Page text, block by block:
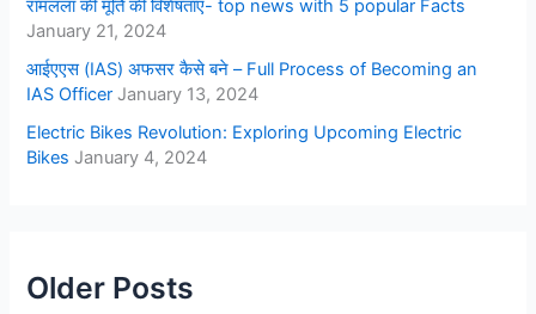
रामलला की मूर्ति की विशेषताएं- top news with 5 popular Facts
January 21, 2024
आईएएस (IAS) अफसर कैसे बने – Full Process of Becoming an
IAS Officer January 13, 2024
Electric Bikes Revolution: Exploring Upcoming Electric
Bikes January 4, 2024
Older Posts